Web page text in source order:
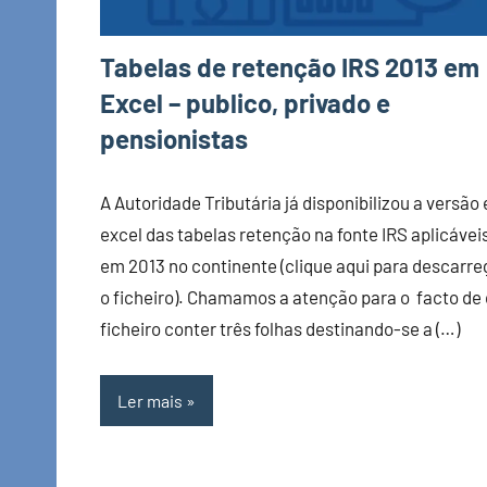
Tabelas de retenção IRS 2013 em
Excel – publico, privado e
pensionistas
A Autoridade Tributária já disponibilizou a versão
excel das tabelas retenção na fonte IRS
em 2013 no continente (clique aqui para
o ficheiro). Chamamos a atenção para o facto de
ficheiro conter três folhas destinando-se a (…)
Ler mais